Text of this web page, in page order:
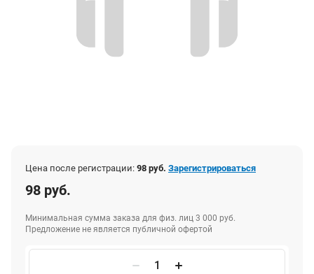
Цена после регистрации: 98 руб. Зарегистрироваться
98 руб.
Минимальная сумма заказа для физ. лиц 3 000 руб.
Предложение не является публичной офертой